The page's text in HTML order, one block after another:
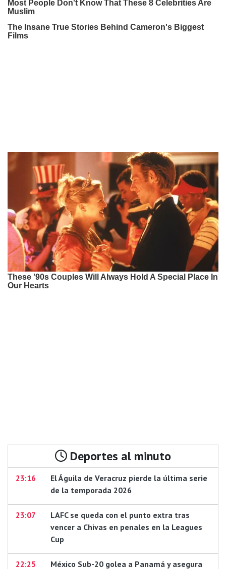
Deportes al minuto
23:16
El Águila de Veracruz pierde la última serie
de la temporada 2026
23:07
LAFC se queda con el punto extra tras
vencer a Chivas en penales en la Leagues
Cup
22:25 México Sub-20 golea a Panamá y asegura